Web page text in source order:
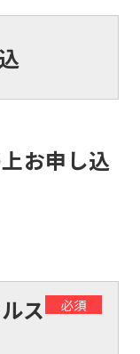
お申し込
ス
必須